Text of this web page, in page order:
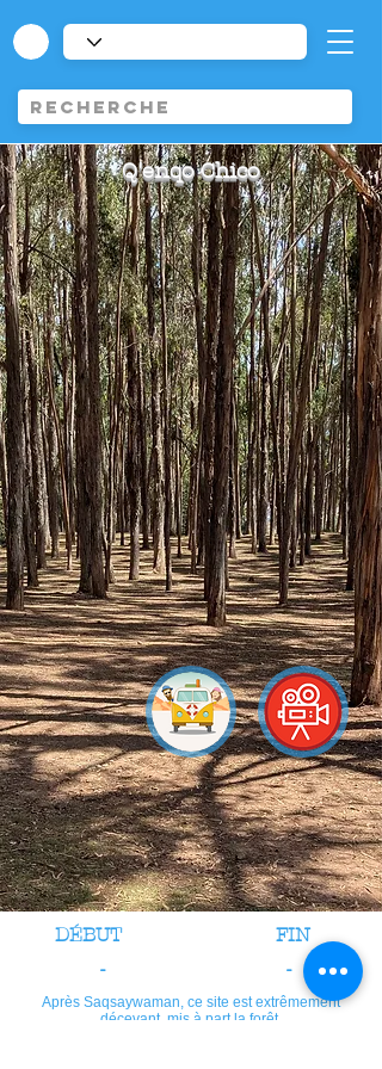
Q'enqo Chico
DÉBUT
-
FIN
-
Après Saqsaywaman, ce site est extrêmement
décevant, mis à part la forêt.